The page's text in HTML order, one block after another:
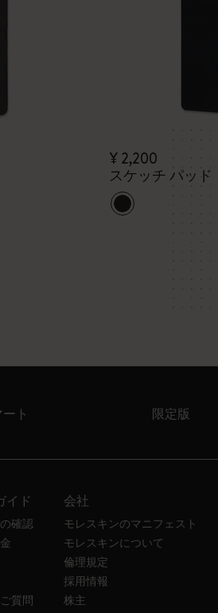
¥ 2,200
スケッチ パッド
ト 限定版
イド
確認
質問
会社
モレスキンのマニフェスト
モレスキンについて
倫理規定
採用情報
株主